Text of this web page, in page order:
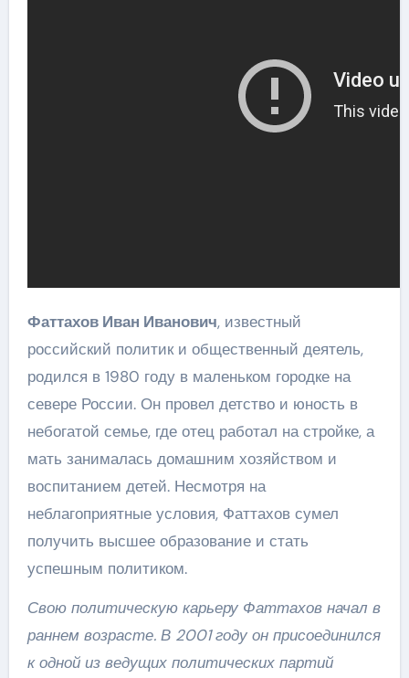
Фаттахов Иван Иванович, известный
российский политик и общественный деятель,
родился в 1980 году в маленьком городке на
севере России. Он провел детство и юность в
небогатой семье, где отец работал на стройке, а
мать занималась домашним хозяйством и
воспитанием детей. Несмотря на
неблагоприятные условия, Фаттахов сумел
получить высшее образование и стать
успешным политиком.
Свою политическую карьеру Фаттахов начал в
раннем возрасте. В 2001 году он присоединился
к одной из ведущих политических партий